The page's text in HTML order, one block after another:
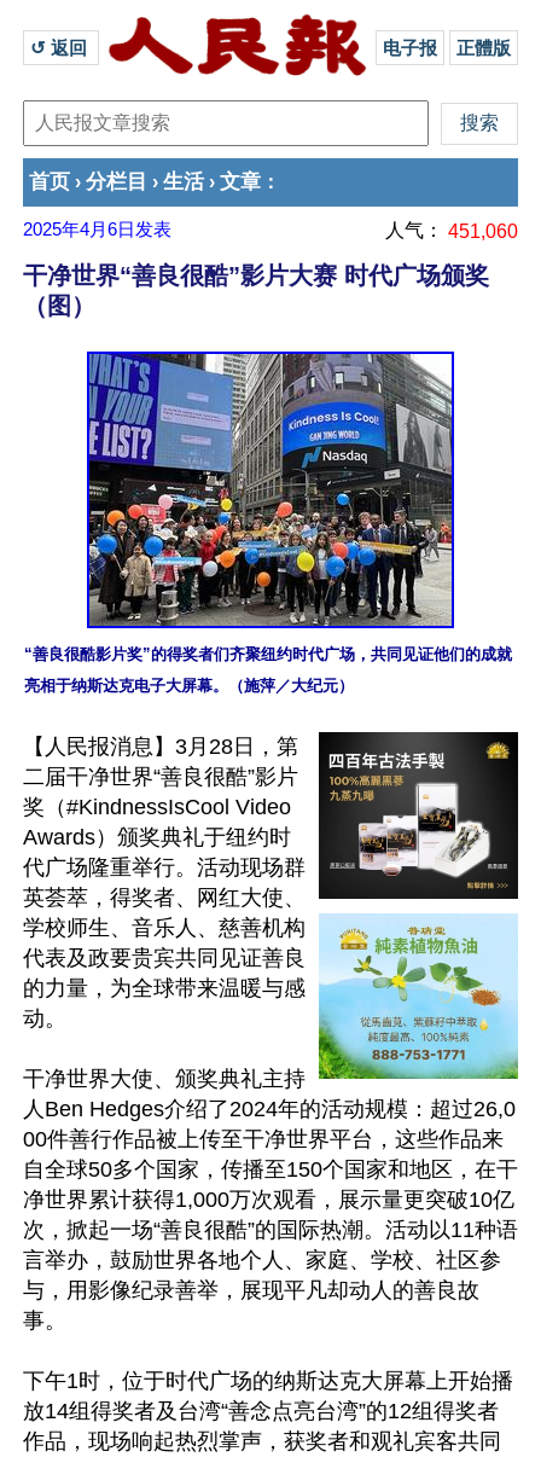
↺ 返回 电子报 正體版
首页 › 分栏目 › 生活 › 文章 ：
2025年4月6日 发表 人气： 451,060
干净世界“善良很酷”影片大赛 时代广场颁奖
（图）
“善良很酷影片奖”的得奖者们齐聚纽约时代广场，共同见证他们的成就
亮相于纳斯达克电子大屏幕。（施萍／大纪元）
【人民报消息】3月28日，第
二届干净世界“善良很酷”影片
奖（#KindnessIsCool Video
Awards）颁奖典礼于纽约时
代广场隆重举行。活动现场群
英荟萃，得奖者、网红大使、
学校师生、音乐人、慈善机构
代表及政要贵宾共同见证善良
的力量，为全球带来温暖与感
动。
干净世界大使、颁奖典礼主持
人Ben Hedges介绍了2024年的活动规模：超过26,0
00件善行作品被上传至干净世界平台，这些作品来
自全球50多个国家，传播至150个国家和地区，在干
净世界累计获得1,000万次观看，展示量更突破10亿
次，掀起一场“善良很酷”的国际热潮。活动以11种语
言举办，鼓励世界各地个人、家庭、学校、社区参
与，用影像纪录善举，展现平凡却动人的善良故
事。
下午1时，位于时代广场的纳斯达克大屏幕上开始播
放14组得奖者及台湾“善念点亮台湾”的12组得奖者
作品，现场响起热烈掌声，获奖者和观礼宾客共同